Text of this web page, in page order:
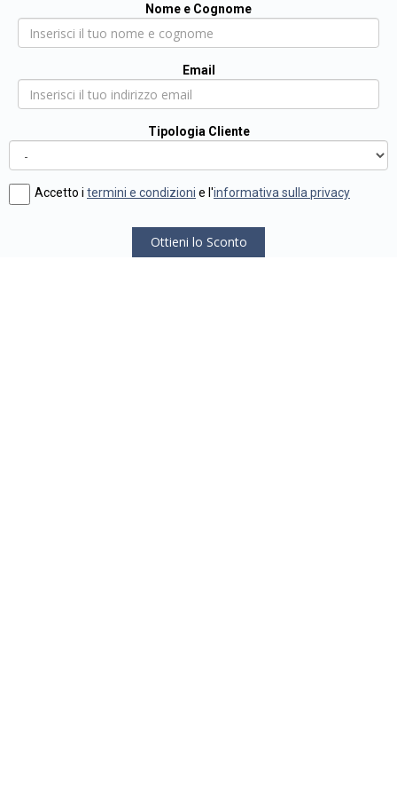
Nome e Cognome
Email
Tipologia Cliente
Accetto i termini e condizioni e l'informativa sulla privacy
Ottieni lo Sconto